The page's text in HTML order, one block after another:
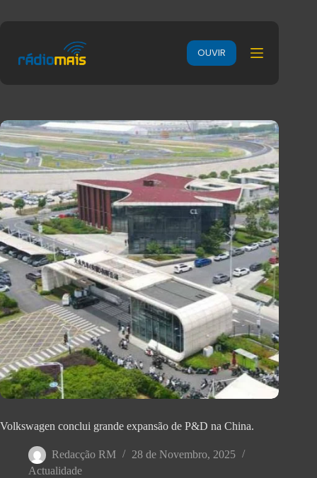
OUVIR
Volkswagen conclui grande expansão de P&D na China.
Redacção RM
28 de Novembro, 2025
Actualidade